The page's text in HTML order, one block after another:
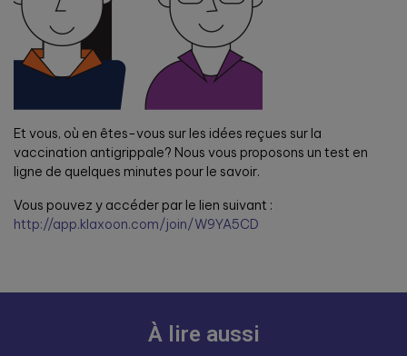
Et vous, où en êtes-vous sur les idées reçues sur la
vaccination antigrippale? Nous vous proposons un test en
ligne de quelques minutes pour le savoir.
Vous pouvez y accéder par le lien suivant :
http://app.klaxoon.com/join/W9YA5CD
À lire aussi